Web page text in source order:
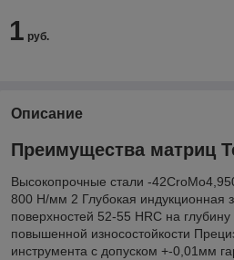
1 руб.
Описание
Преимущества матриц
Высокопрочные стали -
800 Н/мм 2 Глубокая индукционная
поверхностей 52-55 HRC на
повышенной износостойкости
инструмента с допуском +-0,01мм